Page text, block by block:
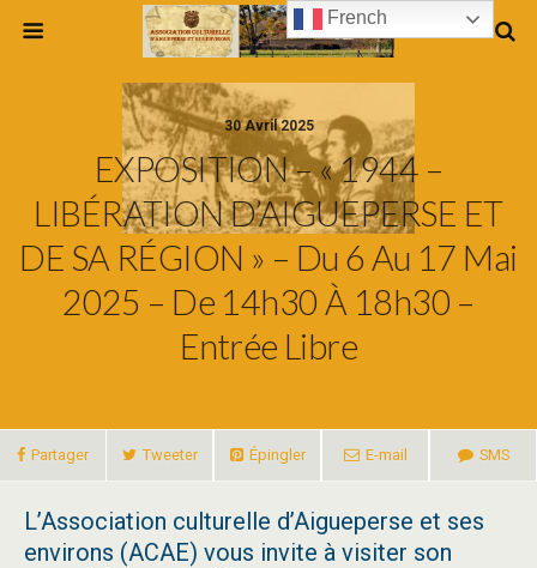
30 Avril 2025
EXPOSITION – « 1944 –
LIBÉRATION D’AIGUEPERSE ET
DE SA RÉGION » – Du 6 Au 17 Mai
2025 – De 14h30 À 18h30 –
Entrée Libre
Partager Tweeter Épingler E-mail SMS
L’Association culturelle d’Aigueperse et ses
environs (ACAE) vous invite à visiter son
French